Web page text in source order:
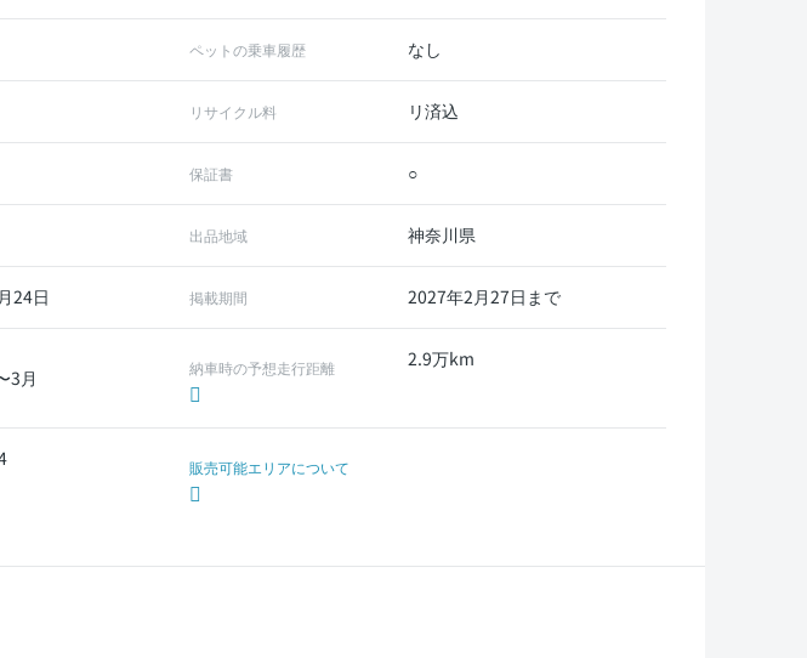
ペットの乗車履歴 なし
リサイクル料 リ済込
保証書 ○
出品地域 神奈川県
24日 掲載期間 2027年2月27日まで
3月 納車時の予想走行距離 2.9万km
販売可能エリアについて